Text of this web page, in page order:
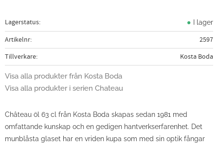
Lagerstatus I lager
Artikelnr
2597
Tillverkare
Kosta Boda
Visa alla produkter från Kosta Boda
Visa alla produkter i serien Chateau
Château öl 63 cl från Kosta Boda skapas sedan 1981 med
omfattande kunskap och en gedigen hantverkserfarenhet. Det
munblåsta glaset har en vriden kupa som med sin optik fångar